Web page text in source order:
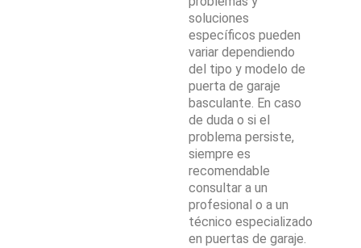
soluciones
específicos pueden
variar dependiendo
del tipo y modelo de
puerta de garaje
basculante. En caso
de duda o si el
problema persiste,
siempre es
recomendable
consultar a un
profesional o a un
técnico especializado
en puertas de garaje.